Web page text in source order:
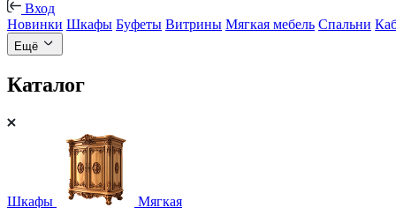
Вход
Новинки Шкафы Буфеты Витрины Мягкая мебель Спальни
Ещё
Каталог
Шкафы Мягкая